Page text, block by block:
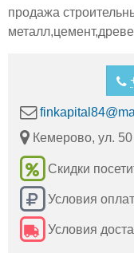
продажа
Кемерово, ул.
Скидки
Условия
Условия